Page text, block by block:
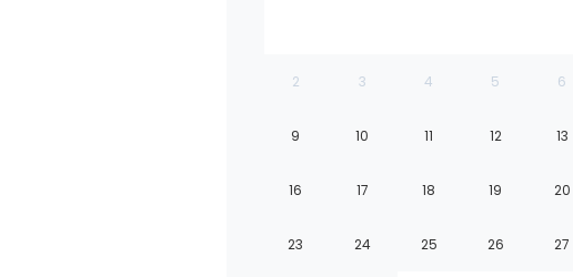
2 3 4 5 6
9 10 11 12 13
16 17 18 19 20
23 24 25 26 27